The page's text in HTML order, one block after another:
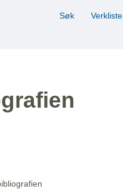
Søk Verkliste